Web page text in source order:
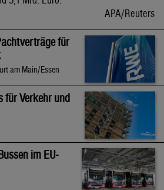
APA/Reuters
für
am Main/Essen
für Verkehr und
im EU-